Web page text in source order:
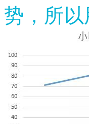
势，所以